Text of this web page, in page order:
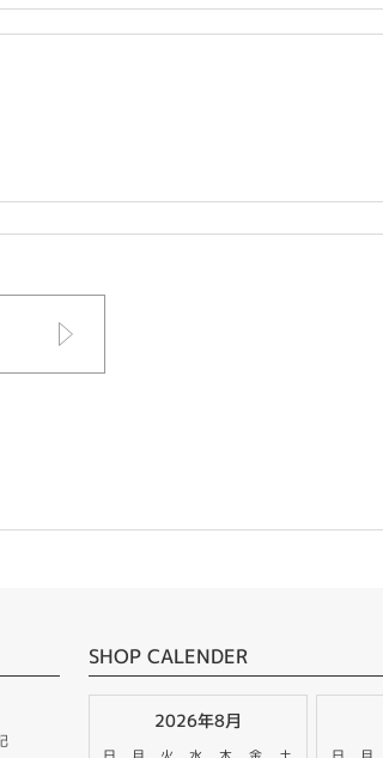
SHOP CALENDER
2026年8月